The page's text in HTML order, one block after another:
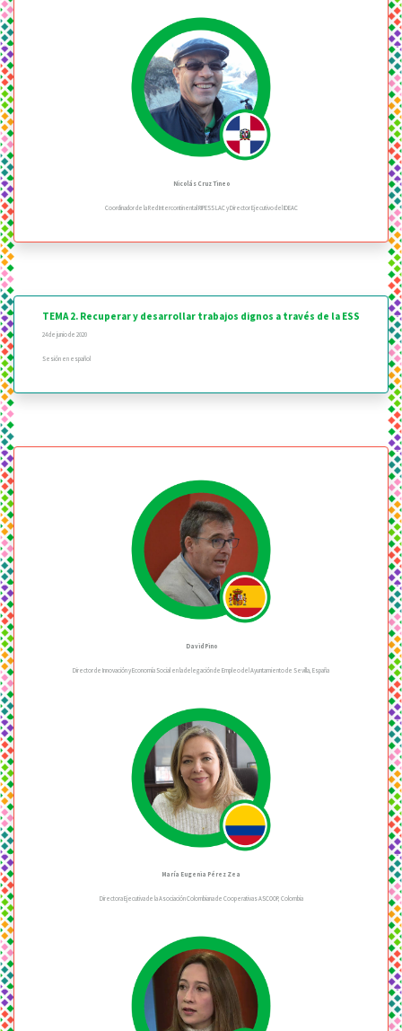
Nicolás Cruz Tineo
Coordinador de la Red Intercontinental RIPESS LAC y Director Ejecutivo del IDEAC
TEMA 2. Recuperar y desarrollar trabajos dignos a través de la ESS
24 de junio de 2020
Sesión en español
David Pino
Director de Innovación y Economía Social en la delegación de Empleo del Ayuntamiento de Sevilla, España
María Eugenia Pérez Zea
Directora Ejecutiva de la Asociación Colombiana de Cooperativas ASCOOP, Colombia